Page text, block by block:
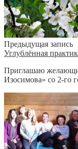
Предыдущая запись
Углублённая
Приглашаю
Изосимова» со 2-го